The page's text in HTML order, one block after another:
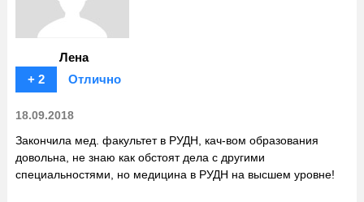
Лена
+ 2
Отлично
18.09.2018
Закончила мед. факультет в РУДН, кач-вом образования
довольна, не знаю как обстоят дела с другими
специальностями, но медицина в РУДН на высшем уровне!